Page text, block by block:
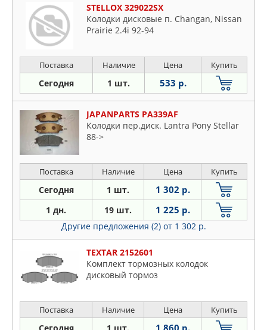
STELLOX 329022SX
Колодки дисковые п. Changan, Nissan
Prairie 2.4i 92-94
Поставка Наличие Цена Купить
Сегодня 1 шт. 533 р.
JAPANPARTS PA339AF
Колодки пер.диск. Lantra Pony Stellar
88->
Поставка Наличие Цена Купить
Сегодня 1 шт. 1 302 р.
1 дн. 19 шт. 1 225 р.
Другие предложения (2) от 1 302 р.
TEXTAR 2152601
Комплект тормозных колодок
дисковый тормоз
Поставка Наличие Цена Купить
1 860 р.